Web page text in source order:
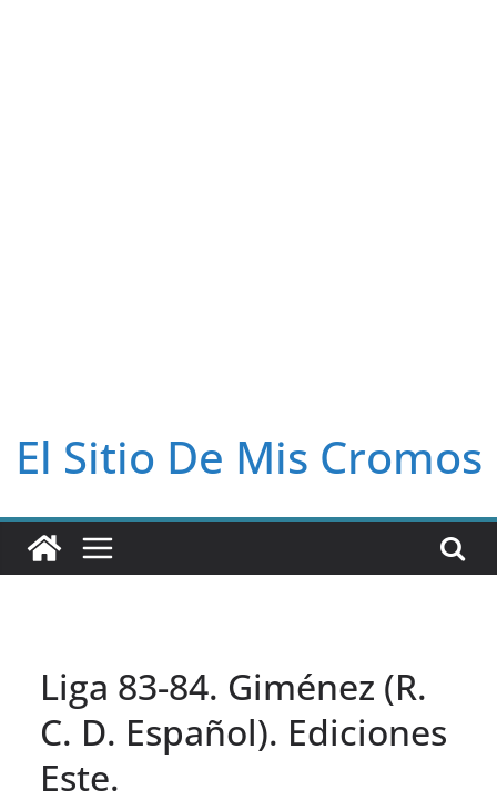
El Sitio De Mis Cromos
Liga 83-84. Giménez (R.
C. D. Español). Ediciones
Este.